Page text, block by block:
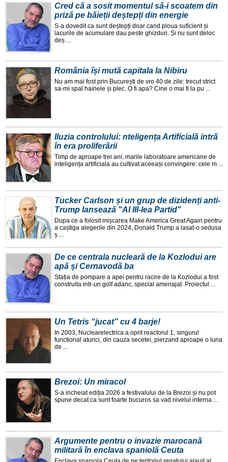
Cred că a sosit momentul să-i scoatem din
priză pe băieții deștepți din energie
S-a dovedit ca sunt deștepți doar cand ploua suficient și
lacurile de acumulare dau peste ghizduri. Și nu sunt deloc
deș ...
România își mută capitala la Nibiru
Nu am mai fost prin București de vro 40 de zile: trecut strict
sa-mi spal hainele și plec. O fi apa? Cine o mai fi la pu ...
Iluzia controlului: nteligența Artificială intră
în era proliferării
Timp de aproape trei ani, marile laboratoare americane de
inteligența artificiala au cultivat aceeași convingere: cele m ...
Tucker Carlson și un grup de dizidenți anti-
Trump lansează "Al III-lea Partid"
Dupa ce a folosit mișcarea Make America Great Again pentru
a caștiga alegerile din 2024, Donald Trump a lasat-o sedusa
ș ...
De ce centrala nucleară de la Kozlodui are
apă și Cernavodă ba
Stația de pompare a apei pentru racire de la Kozlodui a fost
construita intr-un golf adanc, special amenajat. Proiectul ...
Un Tetris “jucat” cu 4 barje!
In 2003, Nuclearelectrica a oprit reactorul 1, singurul
functional atunci, din cauza secetei, pierzand aproape o luna
de ...
Brezoi: Un miracol
S-a incheiat ediția 2026 a festivalului de la Brezoi și nu pot
spune decat ca sunt foarte bucuros sa vad nivelul interna ...
Argumente pentru o invazie marocană
militară în enclava spaniolă Ceuta